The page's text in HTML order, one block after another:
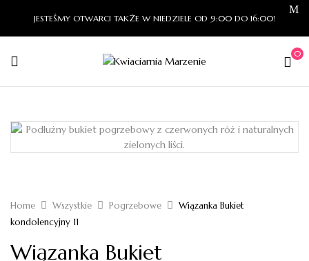
JESTEŚMY OTWARCI TAKŻE W NIEDZIELE OD 9:00 DO 16:00!
0
Home Wszystkie Pogrzebowe
Wiązanka Bukiet
kondolencyjny 11
Wiązanka Bukiet